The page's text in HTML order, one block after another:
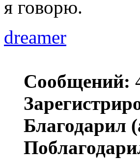
я говорю.
dreamer
Сообщений:
Благодарил